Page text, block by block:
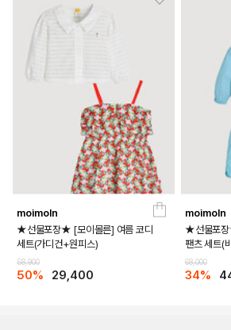
moimoln
★선물포장★ [모이몰른] 여름 코디
세트(가디건+원피스)
58,900
50% 29,400
moimoln
★선물포장
팬츠 세트(
68,000
34%